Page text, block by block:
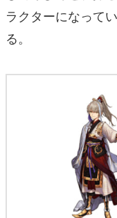
ラクターになって
る。